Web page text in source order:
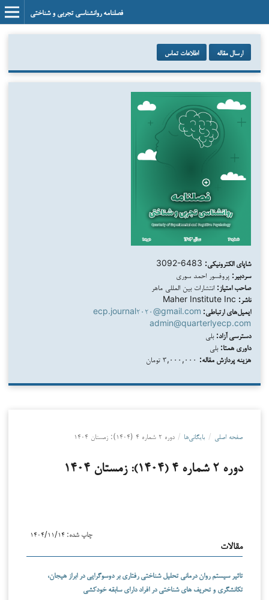
فصلنامه روانشناسی تجربی و شناختی
ارسال مقاله اطلاعات تماس
شاپای الکترونیکی: 3092-6483
سردبیر: پروفسور احمد سوری
صاحب امتیاز: انتشارات بین المللی ماهر
ناشر:
ایمیل‌های ارتباطی: ecp.journal۲۰۲۰@gmail.com
admin@quarterlyecp.com
دسترسی آزاد: بلی
داوری همتا: بلی
هزینه پردازش مقاله:
صفحه اصلی / بایگانی‌ها / دوره ۲ شماره ۴ (۱۴۰۴): زمستان ۱۴۰۴
دوره ۲ شماره ۴ (۱۴۰۴): زمستان ۱۴۰۴
چاپ شده: ۱۴۰۴/۱۱/۱۴
مقالات
تاثیر سیستم روان درمانی تحلیل شناختی رفتاری بر دوسوگرایی در ابراز هیجان،
تکانشگری و تحریف های شناختی در افراد دارای سابقه خودکشی